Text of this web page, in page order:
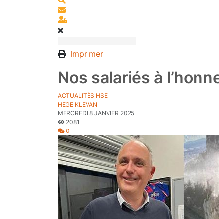
S'abonner au blog
Sign In
Imprimer
Nos salariés à
ACTUALITÉS HSE
HEGE KLEVAN
MERCREDI 8 JANVIER 2025
2081
0